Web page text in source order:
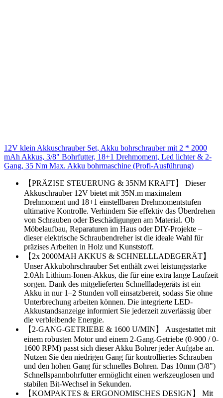
12V klein Akkuschrauber Set, Akku bohrschrauber mit 2 * 2000
mAh Akkus, 3/8" Bohrfutter, 18+1 Drehmoment, Led lichter & 2-
Gang, 35 Nm Max. Akku bohrmaschine (Profi-Ausführung)
【PRÄZISE STEUERUNG & 35NM KRAFT】 Dieser
Akkuschrauber 12V bietet mit 35N.m maximalem
Drehmoment und 18+1 einstellbaren Drehmomentstufen
ultimative Kontrolle. Verhindern Sie effektiv das Überdrehen
von Schrauben oder Beschädigungen am Material. Ob
Möbelaufbau, Reparaturen im Haus oder DIY-Projekte –
dieser elektrische Schraubendreher ist die ideale Wahl für
präzises Arbeiten in Holz und Kunststoff.
【2x 2000MAH AKKUS & SCHNELLLADEGERÄT】
Unser Akkubohrschrauber Set enthält zwei leistungsstarke
2.0Ah Lithium-Ionen-Akkus, die für eine extra lange Laufzeit
sorgen. Dank des mitgelieferten Schnellladegeräts ist ein
Akku in nur 1–2 Stunden voll einsatzbereit, sodass Sie ohne
Unterbrechung arbeiten können. Die integrierte LED-
Akkustandsanzeige informiert Sie jederzeit zuverlässig über
die verbleibende Energie.
【2-GANG-GETRIEBE & 1600 U/MIN】 Ausgestattet mit
einem robusten Motor und einem 2-Gang-Getriebe (0-900 / 0-
1600 RPM) passt sich dieser Akku Bohrer jeder Aufgabe an.
Nutzen Sie den niedrigen Gang für kontrolliertes Schrauben
und den hohen Gang für schnelles Bohren. Das 10mm (3/8")
Schnellspannbohrfutter ermöglicht einen werkzeuglosen und
stabilen Bit-Wechsel in Sekunden.
【KOMPAKTES & ERGONOMISCHES DESIGN】 Mit